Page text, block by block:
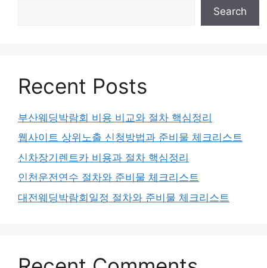
Search
Recent Posts
부산웨딩박람회 비용 비교와 절차 핵심정리
웹사이트 상위노출 신청방법과 준비물 체크리스트
신차장기렌트카 비용과 절차 핵심정리
인천운전연수 절차와 준비물 체크리스트
대전웨딩박람회일정 절차와 준비물 체크리스트